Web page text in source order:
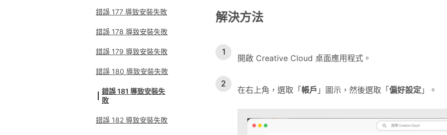
錯誤 177 導致安裝失敗
錯誤 178 導致安裝失敗
錯誤 179 導致安裝失敗
錯誤 180 導致安裝失敗
錯誤 181 導致安裝失
敗
錯誤 182 導致安裝失敗
解決方法
開啟 Creative Cloud 桌面應用程式。
在右上角，選取「帳戶 」圖示，然後選取「偏好設定 」。